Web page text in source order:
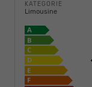
KATEGORIE
Limousine